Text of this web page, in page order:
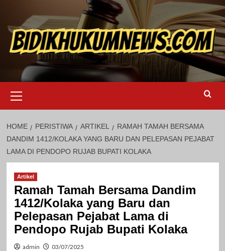
content
Menu
HOME PERISTIWA ARTIKEL
RAMAH TAMAH BERSAMA
DANDIM 1412/KOLAKA YANG BARU DAN PELEPASAN PEJABAT
LAMA DI PENDOPO RUJAB BUPATI KOLAKA
Artikel
Ramah Tamah Bersama Dandim
1412/Kolaka yang Baru dan
Pelepasan Pejabat Lama di
Pendopo Rujab Bupati Kolaka
admin 03/07/2025